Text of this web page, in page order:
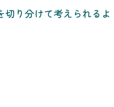
り分けて考えられるよ